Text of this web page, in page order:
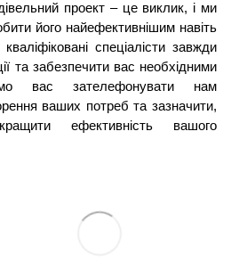
проект – це виклик, і ми
його найефективнішим навіть
спеціалісти завжди
та забезпечити вас необхідними
вас зателефонувати нам
ваших потреб та зазначити,
ефективність вашого